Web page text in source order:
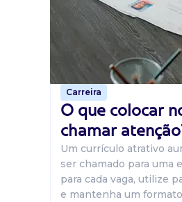
Carreira
O que colocar
chamar
Um currículo atrativo
ser chamado para uma
para cada vaga, utilize
e mantenha um